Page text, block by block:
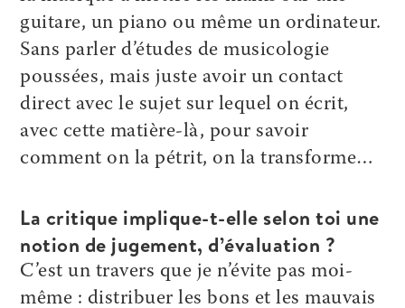
guitare, un piano ou même un ordinateur.
Sans parler d’études de musicologie
poussées, mais juste avoir un contact
direct avec le sujet sur lequel on écrit,
avec cette matière-là, pour savoir
comment on la pétrit, on la transforme…
La critique implique-t-elle selon toi une
notion de jugement, d’évaluation ?
C’est un travers que je n’évite pas moi-
même : distribuer les bons et les mauvais